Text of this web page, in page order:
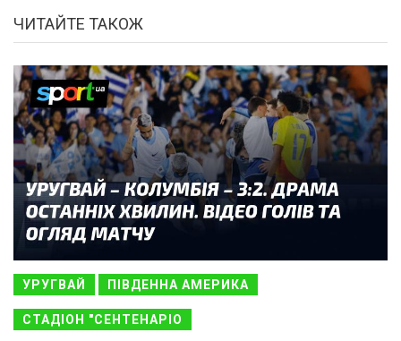
ЧИТАЙТЕ ТАКОЖ
УРУГВАЙ ПІВДЕННА АМЕРИКА
СТАДІОН "СЕНТЕНАРІО